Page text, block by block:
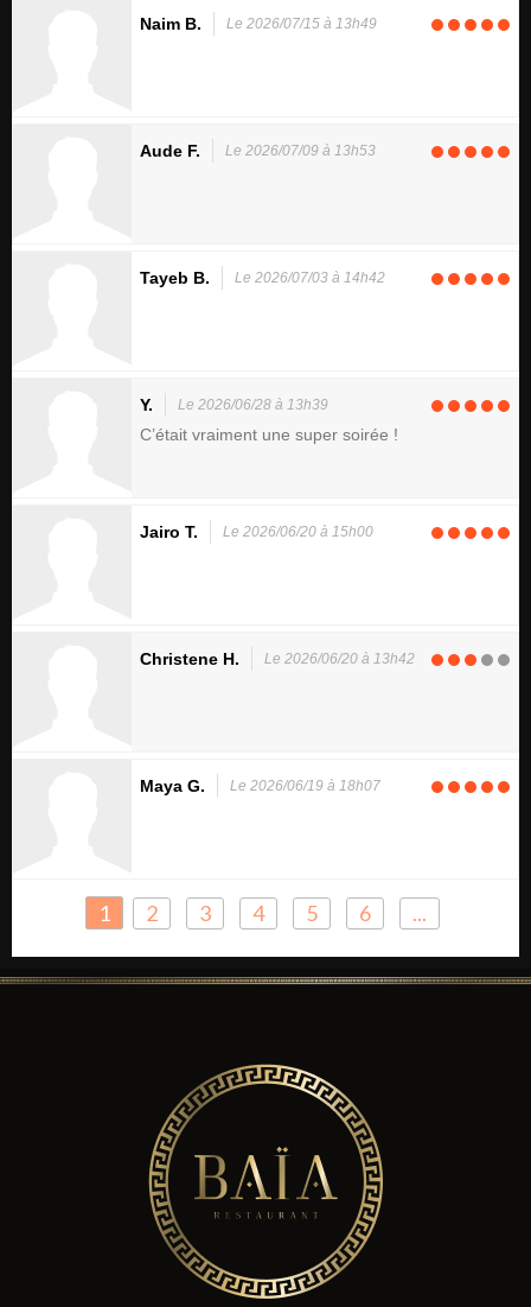
Naim B. Le 2026/07/15 à 13h49
Aude F. Le 2026/07/09 à 13h53
Tayeb B. Le 2026/07/03 à 14h42
Y. Le 2026/06/28 à 13h39
C’était vraiment une super soirée !
Jairo T. Le 2026/06/20 à 15h00
Christene H. Le 2026/06/20 à 13h42
Maya G. Le 2026/06/19 à 18h07
1 2 3 4 5 6 ...